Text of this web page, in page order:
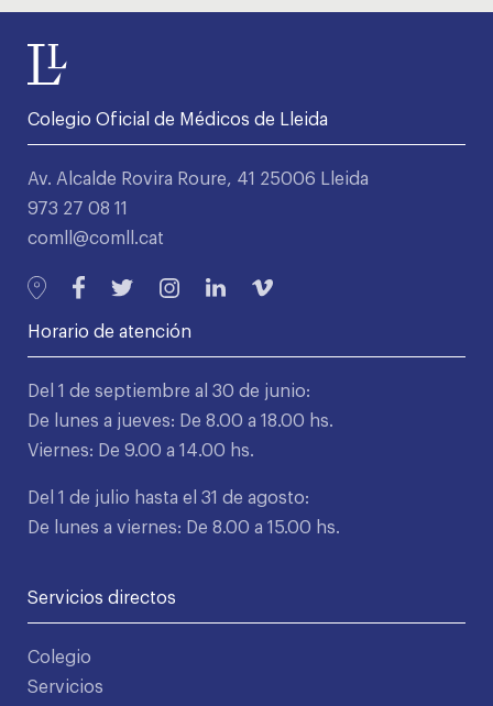
Colegio Oficial de Médicos de Lleida
Av. Alcalde Rovira Roure, 41 25006 Lleida
973 27 08 11
comll@comll.cat
Horario de atención
Del 1 de septiembre al 30 de junio:
De lunes a jueves: De 8.00 a 18.00 hs.
Viernes: De 9.00 a 14.00 hs.
Del 1 de julio hasta el 31 de agosto:
De lunes a viernes: De 8.00 a 15.00 hs.
Servicios directos
Colegio
Servicios